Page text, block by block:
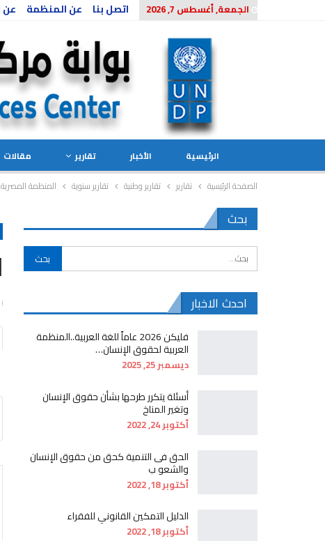
الجمعة, أغسطس 7, 2026 اتصل بنا عن المنظمة عن
الرئيسية الأخبار تقارير مقالات
الصفحة الرئيسية
تقارير تقارير وطنية تقارير سنوية المنظمة
بحث
احدث الاخبار
فليكن 2026 عاماً للغة العربية..المنظمة
العربية لحقوق الإنسان…
ديسمبر 25, 2025
أسئلة يتكرر طرحها بشأن حقوق الإنسان
وتغير المناخ
أكتوبر 24, 2022
الحق فى التنمية كحق من حقوق الإنسان
والشعو ب
أكتوبر 18, 2022
الدليل التمكين القانوني للفقراء
أكتوبر 18, 2022